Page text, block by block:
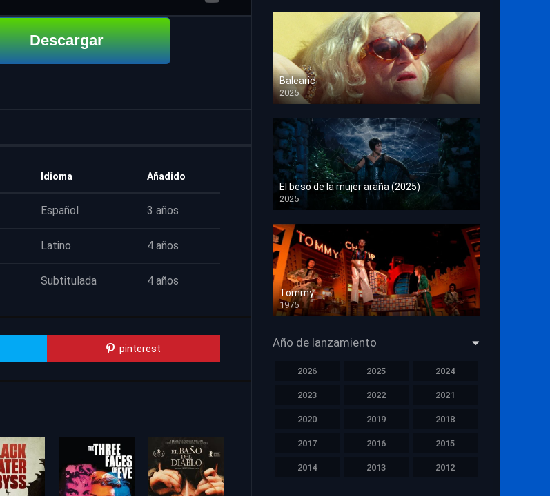
Descargar
Idioma Añadido
Español 3 años
Latino 4 años
Subtitulada 4 años
pinterest
Balearic
2025
HD 1080p
El beso de la mujer araña (2025)
2025
HD 1080p
Tommy
1975
HD 1080p
Año de lanzamiento
2026 2025 2024
2023 2022 2021
2020 2019 2018
2017 2016 2015
2014 2013 2012